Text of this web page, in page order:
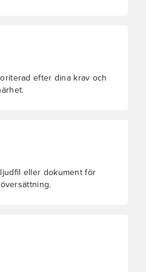
efter dina krav och
eller dokument för